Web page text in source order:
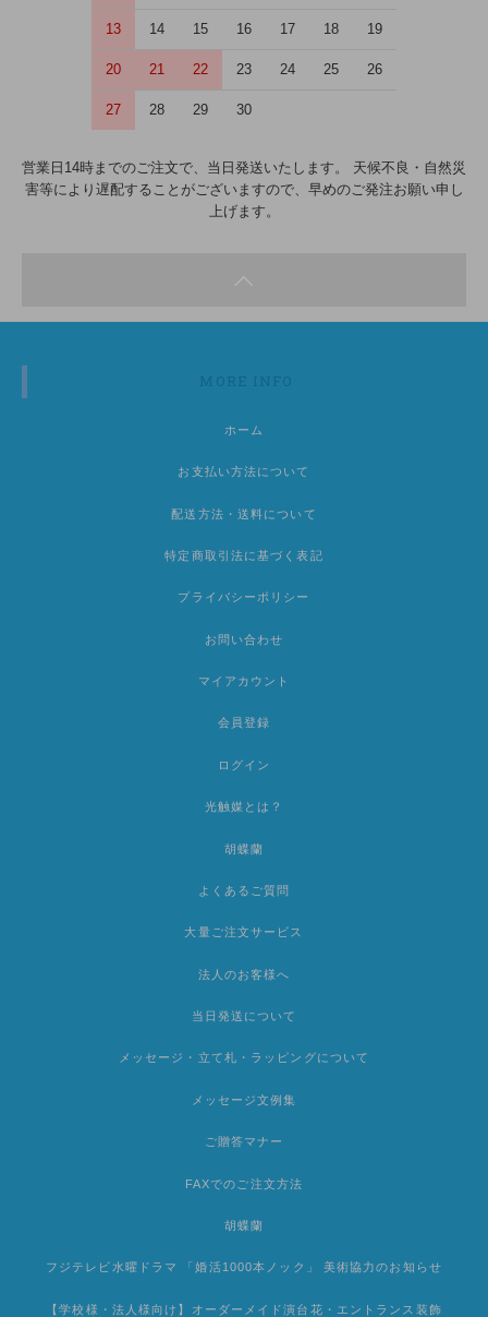
13 14 15 16 17 18 19
20 21 22 23 24 25 26
27 28 29 30
営業日14時までのご注文で、当日発送いたします。 天候不良・自然災
害等により遅配することがございますので、早めのご発注お願い申し
上げます。
MORE INFO
ホーム
お支払い方法について
配送方法・送料について
特定商取引法に基づく表記
プライバシーポリシー
お問い合わせ
マイアカウント
会員登録
ログイン
光触媒とは？
胡蝶蘭
よくあるご質問
大量ご注文サービス
法人のお客様へ
当日発送について
メッセージ・立て札・ラッピングについて
メッセージ文例集
ご贈答マナー
FAXでのご注文方法
胡蝶蘭
フジテレビ水曜ドラマ 「婚活1000本ノック」 美術協力のお知らせ
【学校様・法人様向け】オーダーメイド演台花・エントランス装飾